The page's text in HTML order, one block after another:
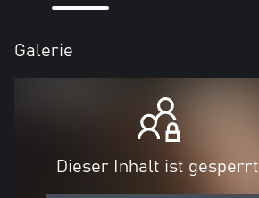
Galerie
Dieser Inhalt ist gesperrt